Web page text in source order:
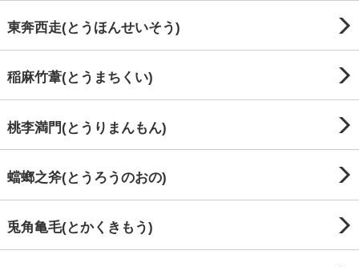
東奔西走(とうほんせいそう)
稲麻竹葦(とうまちくい)
桃李満門(とうりまんもん)
蟷螂之斧(とうろうのおの)
兎角亀毛(とかくきもう)